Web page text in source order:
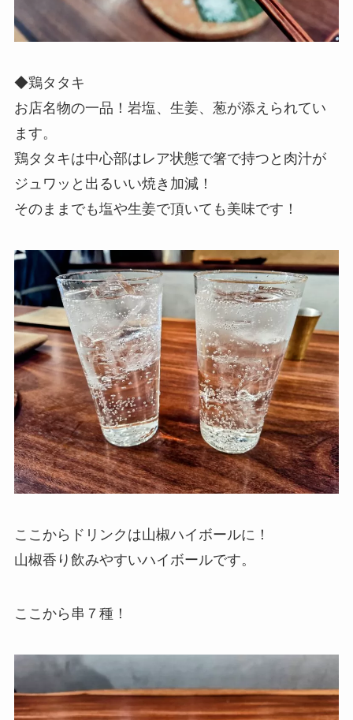
◆鶏タタキ
お店名物の一品！岩塩、生姜、葱が添えられてい
ます。
鶏タタキは中心部はレア状態で箸で持つと肉汁が
ジュワッと出るいい焼き加減！
そのままでも塩や生姜で頂いても美味です！
ここからドリンクは山椒ハイボールに！
山椒香り飲みやすいハイボールです。
ここから串７種！